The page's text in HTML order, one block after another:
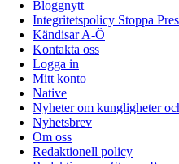
Bloggnytt
Integritetspolicy Stoppa
Kändisar A-Ö
Kontakta oss
Logga in
Mitt konto
Native
Nyheter om kungligheter
Nyhetsbrev
Om oss
Redaktionell policy